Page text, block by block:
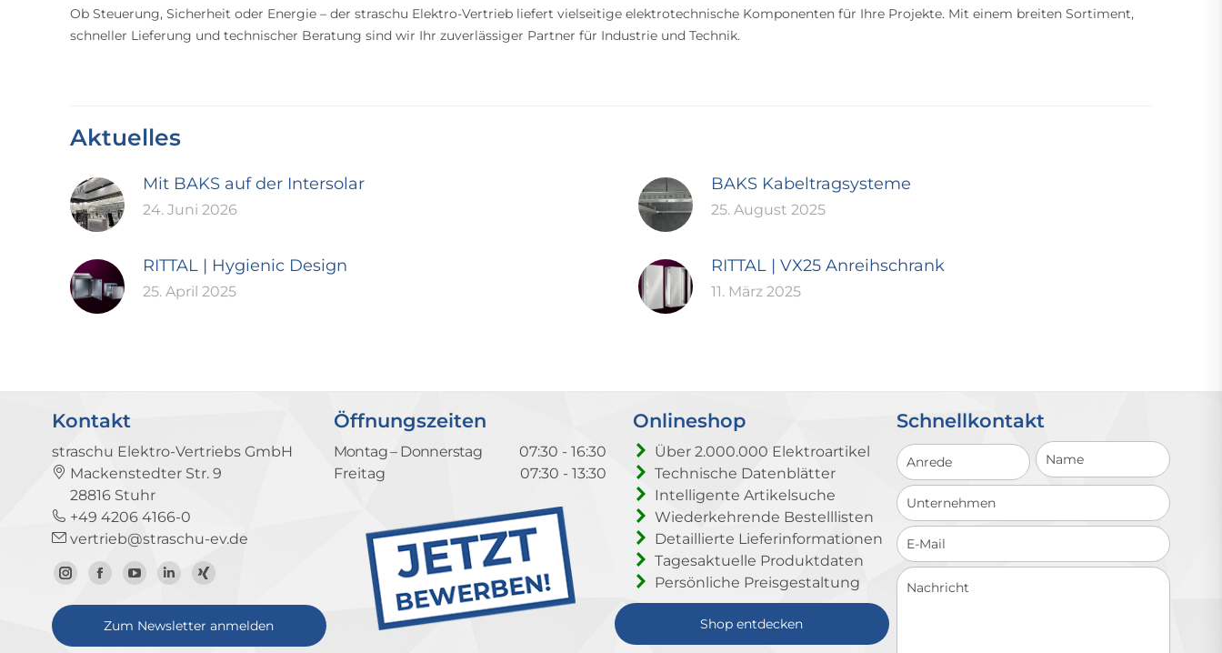
Ob Steuerung, Sicherheit oder Energie – der straschu Elektro-Vertrieb liefert vielseitige elektrotechnische Komponenten für Ihre Projekte. Mit einem breiten Sortiment,
schneller Lieferung und technischer Beratung sind wir Ihr zuverlässiger Partner für Industrie und Technik.
Aktuelles
Mit BAKS auf der Intersolar
24. Juni 2026
BAKS Kabeltragsysteme
25. August 2025
RITTAL | Hygienic Design
25. April 2025
RITTAL | VX25 Anreihschrank
11. März 2025
Kontakt
straschu Elektro-Vertriebs GmbH
Mackenstedter Str. 9
28816 Stuhr
+49 4206 4166-0
vertrieb@straschu-ev.de
Zum
Instagram-
Zur
Facebook-
Seite
Zum
YouTube-
Kanal
Zum
LinkedIn-
Profil
Zum
Xing-
Profil
Zum Newsletter anmelden
Öffnungszeiten
Montag – Donnerstag
07:30 - 16:30
Freitag
07:30 - 13:30
Onlineshop
Über 2.000.000 Elektroartikel
Technische Datenblätter
Intelligente Artikelsuche
Wiederkehrende Bestelllisten
Detaillierte Lieferinformationen
Tagesaktuelle Produktdaten
Persönliche Preisgestaltung
Shop entdecken
Schnellkontakt
Schnellkontakt